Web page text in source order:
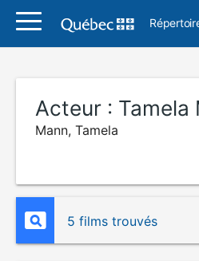
Acteur : Tamela
Mann, Tamela
5 films trouvés